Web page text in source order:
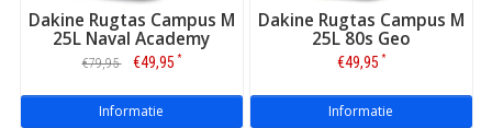
Dakine Rugtas Campus M
25L Naval Academy
€79,95 €49,95 *
Informatie
Dakine Rugtas Campus M
25L 80s Geo
€49,95 *
Informatie